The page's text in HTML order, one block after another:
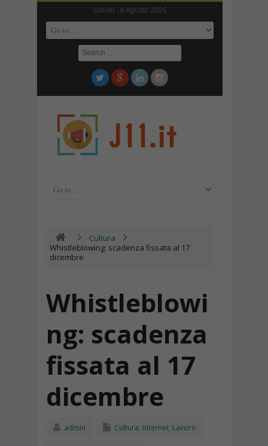
sabato , 8 Agosto 2026
Cultura
Whistleblowing: scadenza fissata al 17
dicembre
Whistleblowi
ng: scadenza
fissata al 17
dicembre
admin Cultura, Internet, Lavoro